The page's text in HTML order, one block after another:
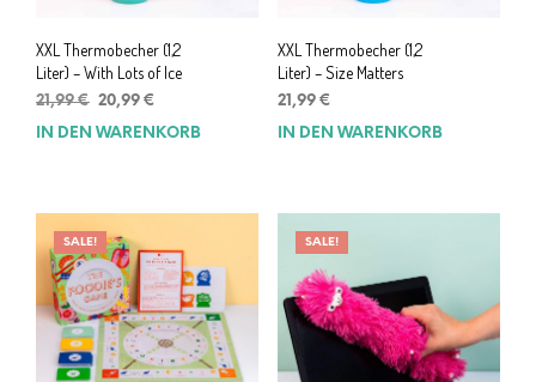
XXL Thermobecher (1,2
Liter) – With Lots of Ice
21,99€ Ursprünglicher
20,99 €
IN DEN WARENKORB
XXL Thermobecher (1,2
Liter) – Size Matters
21,99 €
IN DEN WARENKORB
SALE! SALE!